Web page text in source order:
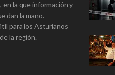
en la que información y
dan la mano.
para los Asturianos
la región.